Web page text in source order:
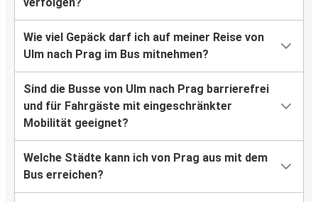
Wie viel Gepäck darf ich auf meiner Reise von
Ulm nach Prag im Bus mitnehmen?
Sind die Busse von Ulm nach Prag barrierefrei
und für Fahrgäste mit eingeschränkter
Mobilität geeignet?
Welche Städte kann ich von Prag aus mit dem
Bus erreichen?